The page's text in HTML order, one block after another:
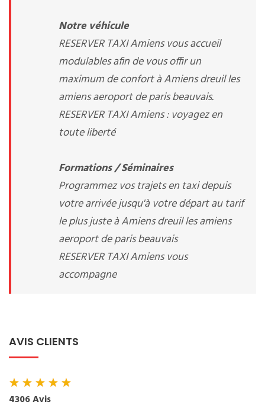
Notre véhicule
RESERVER TAXI Amiens vous accueil
modulables afin de vous offir un
maximum de confort à Amiens dreuil les
amiens aeroport de paris beauvais.
RESERVER TAXI Amiens : voyagez en
toute liberté
Formations / Séminaires
Programmez vos trajets en taxi depuis
votre arrivée jusqu'à votre départ au tarif
le plus juste à Amiens dreuil les amiens
aeroport de paris beauvais
RESERVER TAXI Amiens vous
accompagne
AVIS CLIENTS
★★★★★
4306 Avis